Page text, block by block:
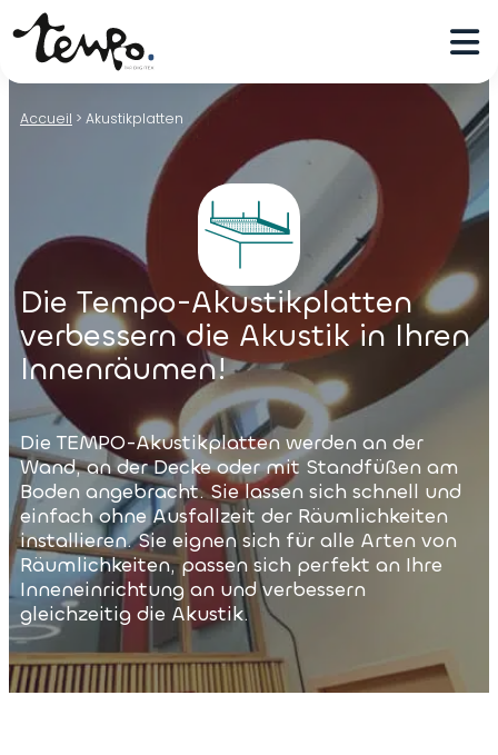
Accueil > Akustikplatten
Die Tempo-Akustikplatten
verbessern die Akustik in Ihren
Innenräumen!
Die TEMPO-Akustikplatten werden an der
Wand, an der Decke oder mit Standfüßen am
Boden angebracht. Sie lassen sich schnell und
einfach ohne Ausfallzeit der Räumlichkeiten
installieren. Sie eignen sich für alle Arten von
Räumlichkeiten, passen sich perfekt an Ihre
Inneneinrichtung an und verbessern
gleichzeitig die Akustik.